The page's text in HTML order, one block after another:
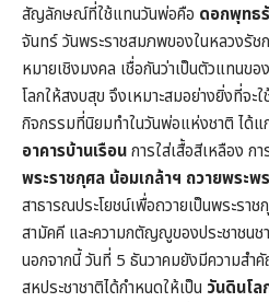
สัญลักษณ์ที่ใช้แทนวันพ่อคือ ดอกพุทธ
จันทร์ วันพระราชสมภพของในหลวงรั
หมายเชิงมงคล เชื่อกันว่าเป็นตัวแทนข
โลกให้สงบสุข จึงเหมาะสมอย่างยิ่งที่จะ
กิจกรรมที่นิยมทำในวันพ่อแห่งชาติ ได้แ
อาคารบ้านเรือนการใส่เสื้อสีเหลือง ก
พระราชกุศล น้อมเกล้าฯ ถวายพระ
สาธารณประโยชน์เพื่อถวายเป็นพระรา
สามัคคี และความกตัญญูของประชาชนช
นอกจากนี้ วันที่ 5 ธันวาคมยังมีความสำ
สหประชาชาติได้กำหนดให้เป็น วันดินโ